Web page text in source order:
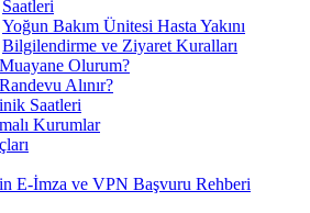
Saatleri
Yoğun Bakım Ünitesi Hasta Yakını
Bilgilendirme ve Ziyaret Kuralları
Olurum?
Alınır?
Saatleri
Kurumlar
E-İmza ve VPN Başvuru Rehberi